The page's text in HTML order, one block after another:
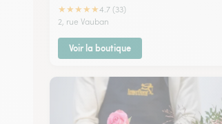
★★★★★4.7 (33)
2, rue Vauban
Voir la boutique